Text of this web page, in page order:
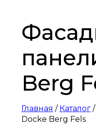
Berg
Главная / Каталог
Docke Berg Fels